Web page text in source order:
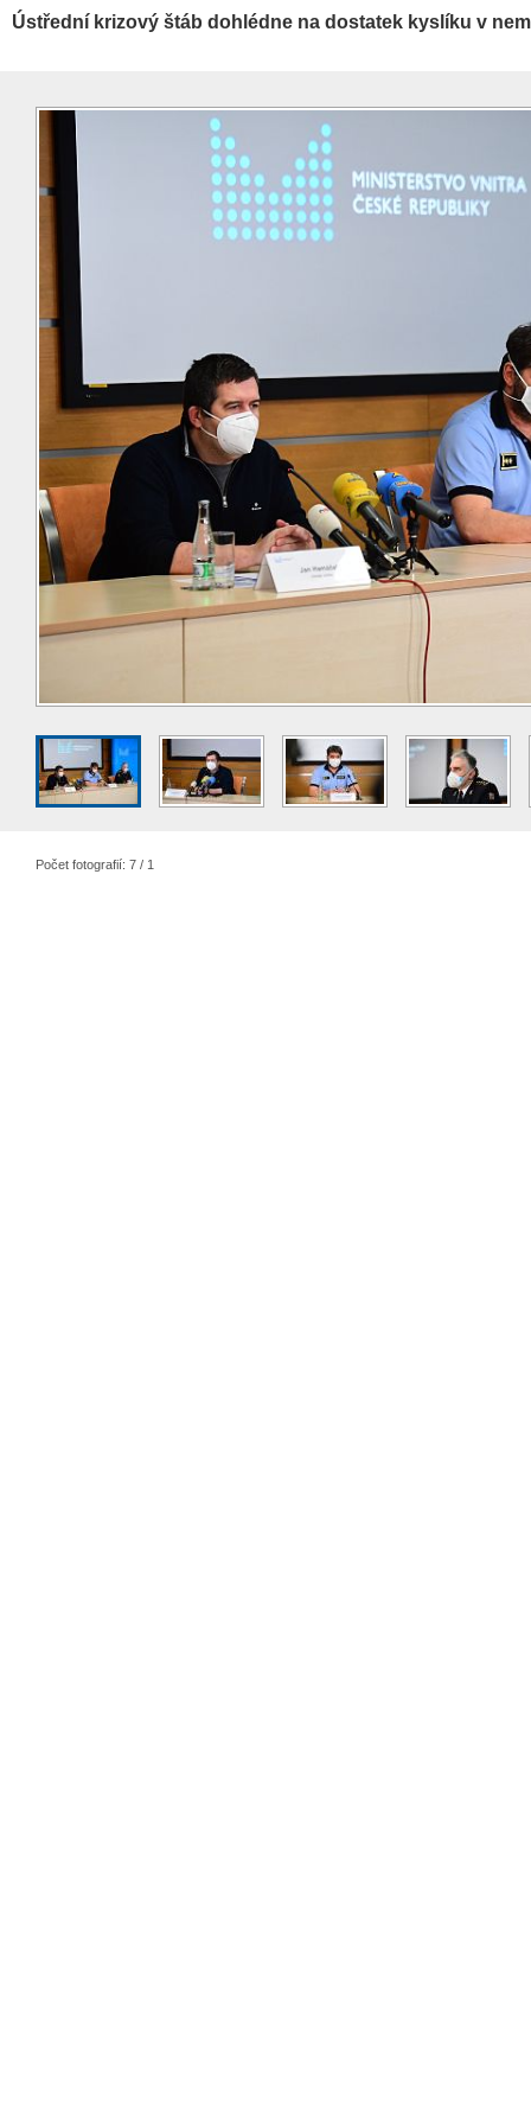
Ústřední krizový štáb dohlédne na dostatek kyslíku v
Počet fotografií: 7 / 1